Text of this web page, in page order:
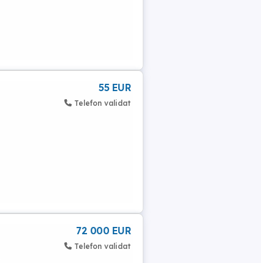
55 EUR
Telefon validat
72 000 EUR
Telefon validat